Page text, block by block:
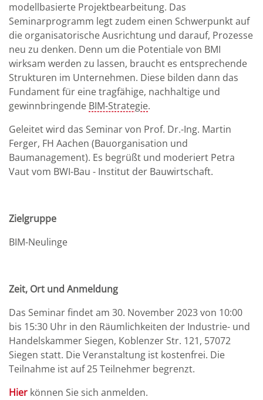
modellbasierte Projektbearbeitung. Das
Seminarprogramm legt zudem einen Schwerpunkt auf
die organisatorische Ausrichtung und darauf, Prozesse
neu zu denken. Denn um die Potentiale von BMI
wirksam werden zu lassen, braucht es entsprechende
Strukturen im Unternehmen. Diese bilden dann das
Fundament für eine tragfähige, nachhaltige und
gewinnbringende BIM-Strategie.
Geleitet wird das Seminar von Prof. Dr.-Ing. Martin
Ferger, FH Aachen (Bauorganisation und
Baumanagement). Es begrüßt und moderiert Petra
Vaut vom BWI-Bau - Institut der Bauwirtschaft.
Zielgruppe
BIM-Neulinge
Zeit, Ort und Anmeldung
Das Seminar findet am 30. November 2023 von 10:00
bis 15:30 Uhr in den Räumlichkeiten der Industrie- und
Handelskammer Siegen, Koblenzer Str. 121, 57072
Siegen statt. Die Veranstaltung ist kostenfrei. Die
Teilnahme ist auf 25 Teilnehmer begrenzt.
Hier können Sie sich anmelden.